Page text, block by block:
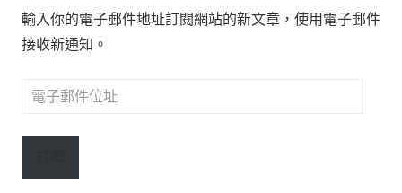
輸入你的電子郵件地址訂閱網站的新文章，使用電子郵件
接收新通知。
電
郵